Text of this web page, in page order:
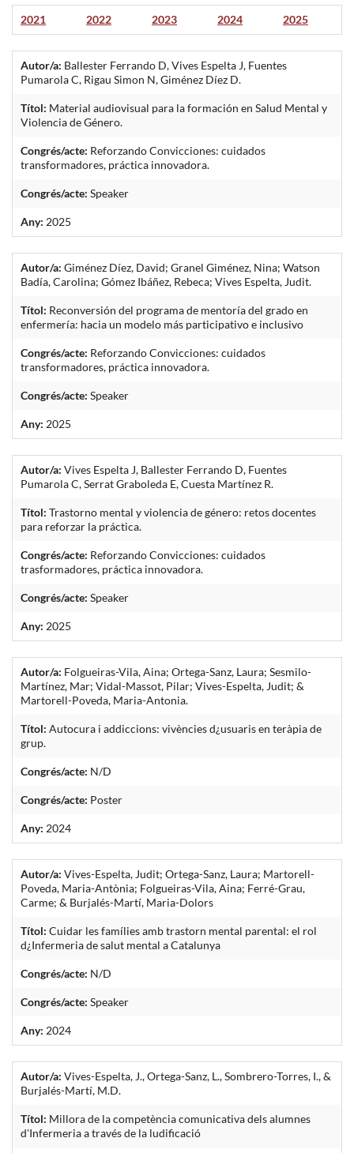
2021 2022 2023 2024 2025
Autor/a: Ballester Ferrando D, Vives Espelta J, Fuentes
Pumarola C, Rigau Simon N, Giménez Díez D.
Títol: Material audiovisual para la formación en Salud Mental y
Violencia de Género.
Congrés/acte: Reforzando Convicciones: cuidados
transformadores, práctica innovadora.
Congrés/acte: Speaker
Any: 2025
Autor/a: Giménez Díez, David; Granel Giménez, Nina; Watson
Badía, Carolina; Gómez Ibáñez, Rebeca; Vives Espelta, Judit.
Títol: Reconversión del programa de mentoría del grado en
enfermería: hacia un modelo más participativo e inclusivo
Congrés/acte: Reforzando Convicciones: cuidados
transformadores, práctica innovadora.
Congrés/acte: Speaker
Any: 2025
Autor/a: Vives Espelta J, Ballester Ferrando D, Fuentes
Pumarola C, Serrat Graboleda E, Cuesta Martínez R.
Títol: Trastorno mental y violencia de género: retos docentes
para reforzar la práctica.
Congrés/acte: Reforzando Convicciones: cuidados
trasformadores, práctica innovadora.
Congrés/acte: Speaker
Any: 2025
Autor/a: Folgueiras-Vila, Aina; Ortega-Sanz, Laura; Sesmilo-
Martínez, Mar; Vidal-Massot, Pilar; Vives-Espelta, Judit; &
Martorell-Poveda, Maria-Antonia.
Títol: Autocura i addiccions: vivències d¿usuaris en teràpia de
grup.
Congrés/acte: N/D
Congrés/acte: Poster
Any: 2024
Autor/a: Vives-Espelta, Judit; Ortega-Sanz, Laura; Martorell-
Poveda, Maria-Antònia; Folgueiras-Vila, Aina; Ferré-Grau,
Carme; & Burjalés-Martí, Maria-Dolors
Títol: Cuidar les famílies amb trastorn mental parental: el rol
d¿Infermeria de salut mental a Catalunya
Congrés/acte: N/D
Congrés/acte: Speaker
Any: 2024
Autor/a: Vives-Espelta, J., Ortega-Sanz, L., Sombrero-Torres, I., &
Burjalés-Martí, M.D.
Títol: Millora de la competència comunicativa dels alumnes
d'Infermeria a través de la ludificació